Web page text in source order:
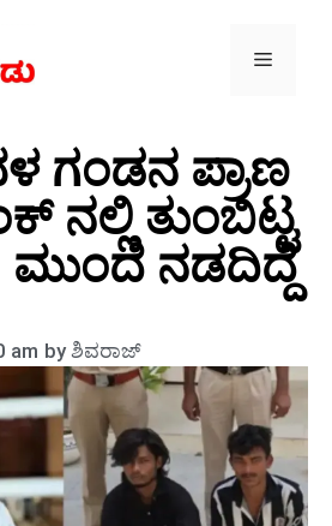
ಗಂಡನ ಪ್ರಾಣ
ನಲ್ಲಿ ತುಂಬಿಟ್ಟ
ನಡದಿದ್ದೆ
am byಶಿವರಾಜ್